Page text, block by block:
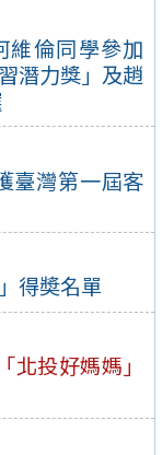
維倫同學參加
潛力獎」及趙
臺灣第一屆客
得奬名單
投好媽媽」